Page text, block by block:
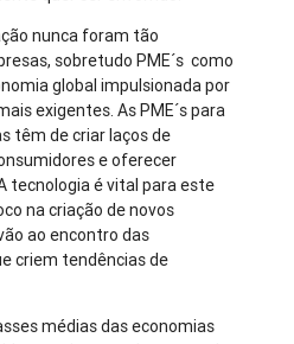
nunca foram tão
sobretudo PME´s como
global impulsionada por
exigentes. As PME´s para
têm de criar laços de
e oferecer
tecnologia é vital para este
na criação de novos
ao encontro das
criem tendências de
médias das economias